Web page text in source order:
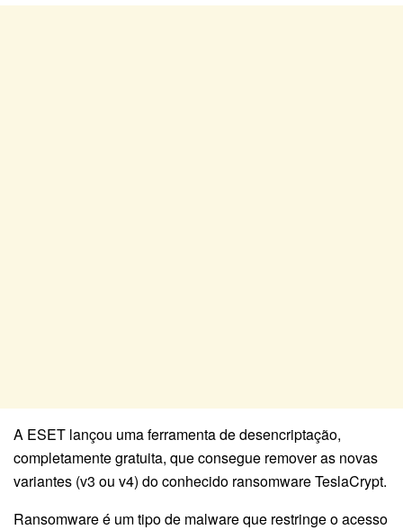
A ESET lançou uma ferramenta de desencriptação,
completamente gratuita, que consegue remover as novas
variantes (v3 ou v4) do conhecido ransomware TeslaCrypt.
Ransomware é um tipo de malware que restringe o acesso